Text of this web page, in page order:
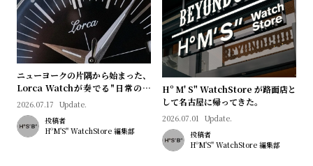
ス
よ
く
あ
る
質
問
お
問
い
合
わ
せ
ニューヨークの片隅から始まった、
Lorca Watchが奏でる"日常のロ
マン"｜Brand Picks #08
2026.07.17 Update.
投稿者
HºM'S" WatchStore 編集部
Hº M' S" WatchStore が路面店と
して名古屋に帰ってきた。
2026.07.01 Update.
投稿者
HºM'S" WatchStore 編集部